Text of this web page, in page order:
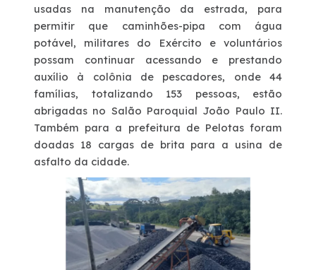
usadas na manutenção da estrada, para
permitir que caminhões-pipa com água
potável, militares do Exército e voluntários
possam continuar acessando e prestando
auxílio à colônia de pescadores, onde 44
famílias, totalizando 153 pessoas, estão
abrigadas no Salão Paroquial João Paulo II.
Também para a prefeitura de Pelotas foram
doadas 18 cargas de brita para a usina de
asfalto da cidade.